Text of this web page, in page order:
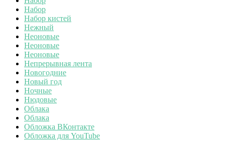
Набор
Набор кистей
Нежный
Неоновые
Неоновые
Неоновые
Непрерывная лента
Новогодние
Новый год
Ночные
Нюдовые
Облака
Облака
Обложка ВКонтакте
Обложка для YouTube